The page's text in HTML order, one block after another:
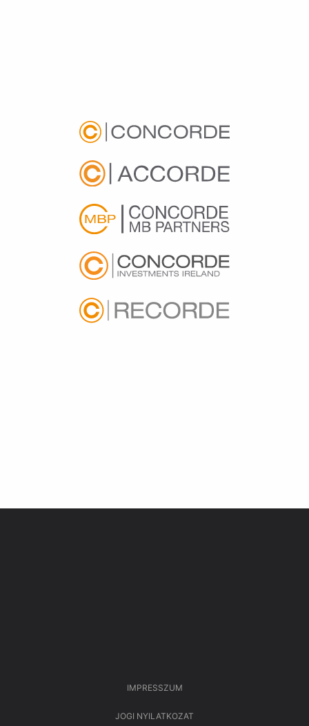
IMPRESSZUM
JOGI NYILATKOZAT